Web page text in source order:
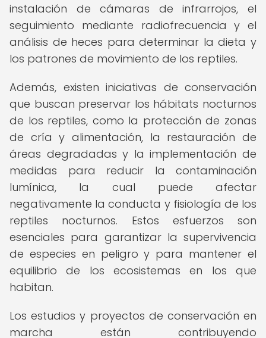
instalación de cámaras de infrarrojos, el
seguimiento mediante radiofrecuencia y el
análisis de heces para determinar la dieta y
los patrones de movimiento de los reptiles.
Además, existen iniciativas de conservación
que buscan preservar los hábitats nocturnos
de los reptiles, como la protección de zonas
de cría y alimentación, la restauración de
áreas degradadas y la implementación de
medidas para reducir la contaminación
lumínica, la cual puede afectar
negativamente la conducta y fisiología de los
reptiles nocturnos. Estos esfuerzos son
esenciales para garantizar la supervivencia
de especies en peligro y para mantener el
equilibrio de los ecosistemas en los que
habitan.
Los estudios y proyectos de conservación en
marcha están contribuyendo